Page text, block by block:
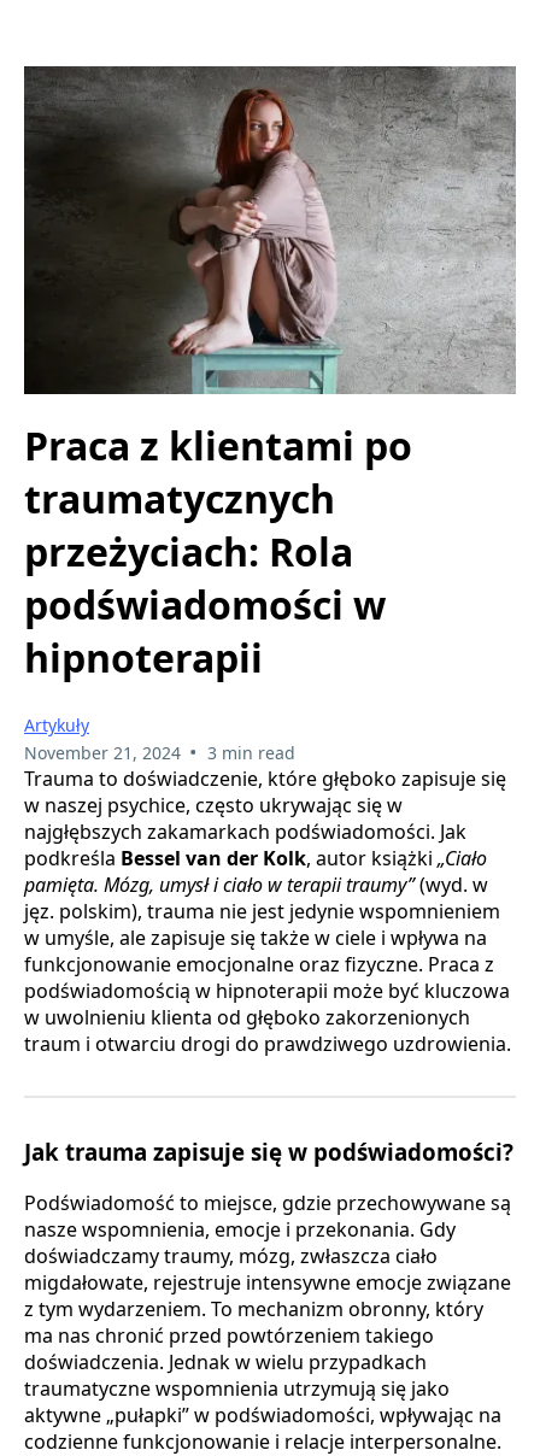
Praca z klientami po
traumatycznych
przeżyciach: Rola
podświadomości w
hipnoterapii
Artykuły
November 21, 2024 • 3 min read
Trauma to doświadczenie, które głęboko zapisuje się
w naszej psychice, często ukrywając się w
najgłębszych zakamarkach podświadomości. Jak
podkreśla Bessel van der Kolk, autor książki „Ciało
pamięta. Mózg, umysł i ciało w terapii traumy”(wyd. w
jęz. polskim), trauma nie jest jedynie wspomnieniem
w umyśle, ale zapisuje się także w ciele i wpływa na
funkcjonowanie emocjonalne oraz fizyczne. Praca z
podświadomością w hipnoterapii może być kluczowa
w uwolnieniu klienta od głęboko zakorzenionych
traum i otwarciu drogi do prawdziwego uzdrowienia.
Jak trauma zapisuje się w podświadomości?
Podświadomość to miejsce, gdzie przechowywane są
nasze wspomnienia, emocje i przekonania. Gdy
doświadczamy traumy, mózg, zwłaszcza ciało
migdałowate, rejestruje intensywne emocje związane
z tym wydarzeniem. To mechanizm obronny, który
ma nas chronić przed powtórzeniem takiego
doświadczenia. Jednak w wielu przypadkach
traumatyczne wspomnienia utrzymują się jako
aktywne „pułapki” w podświadomości, wpływając na
codzienne funkcjonowanie i relacje interpersonalne.